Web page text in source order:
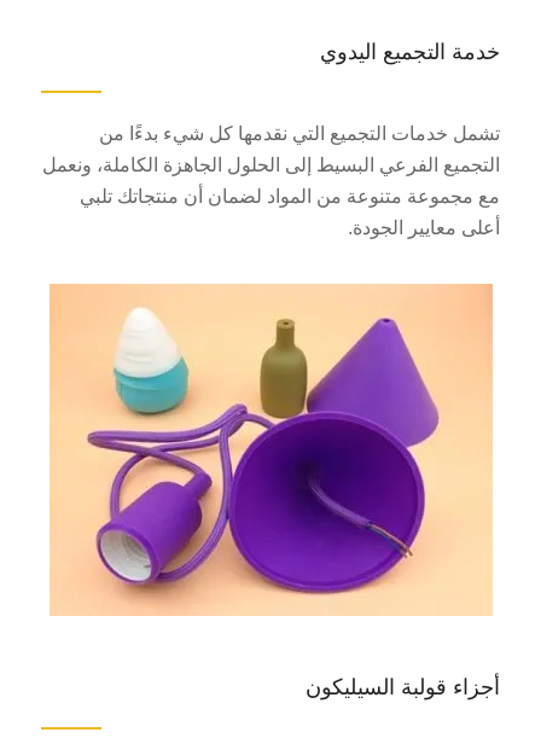
خدمة التجميع اليدوي
تشمل خدمات التجميع التي نقدمها كل شيء بدءًا من
التجميع الفرعي البسيط إلى الحلول الجاهزة الكاملة، ونعمل
مع مجموعة متنوعة من المواد لضمان أن منتجاتك تلبي
أعلى معايير الجودة.
أجزاء قولبة السيليكون